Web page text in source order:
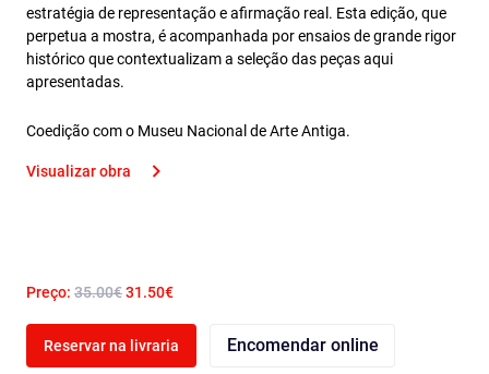
estratégia de representação e afirmação real. Esta edição, que
perpetua a mostra, é acompanhada por ensaios de grande rigor
histórico que contextualizam a seleção das peças aqui
apresentadas.
Coedição com o Museu Nacional de Arte Antiga.
Visualizar obra
Preço: 35.00€31.50€
Reservar na livraria Encomendar online